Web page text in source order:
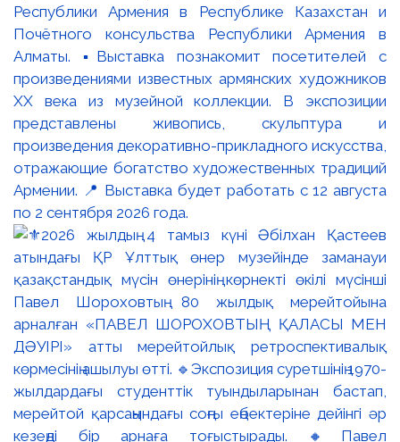
Республики Армения в Республике Казахстан и
Почётного консульства Республики Армения в
Алматы. ▪️Выставка познакомит посетителей с
произведениями известных армянских художников
XX века из музейной коллекции. В экспозиции
представлены живопись, скульптура и
произведения декоративно-прикладного искусства,
отражающие богатство художественных традиций
Армении. 📍 Выставка будет работать с 12 августа
по 2 сентября 2026 года.